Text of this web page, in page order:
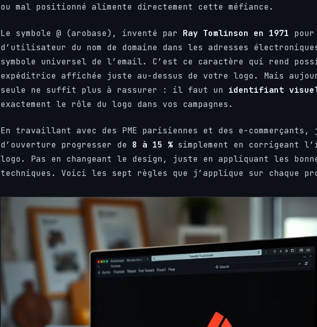
ou mal positionné alimente directement cette méfiance.
Le symbole @ (arobase), inventé par Ray Tomlinson en 1971
d’utilisateur du nom de domaine dans les adresses
symbole universel de l’email. C’est ce caractère qui rend
expéditrice affichée juste au-dessus de votre logo. Mais
seule ne suffit plus à rassurer : il faut un identifiant
exactement le rôle du logo dans vos campagnes.
En travaillant avec des PME parisiennes et des e-
d’ouverture progresser de 8 à 15 % simplement en corrigeant
logo. Pas en changeant le design, juste en appliquant les
techniques. Voici les sept règles que j’applique sur chaque